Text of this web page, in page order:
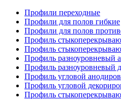
Профили переходные
Профили для полов гибкие
Профили для полов
Профиль
Профиль
Профиль разноуровневый
Профиль разноуровневый
Профиль угловой
Профиль угловой
Профиль